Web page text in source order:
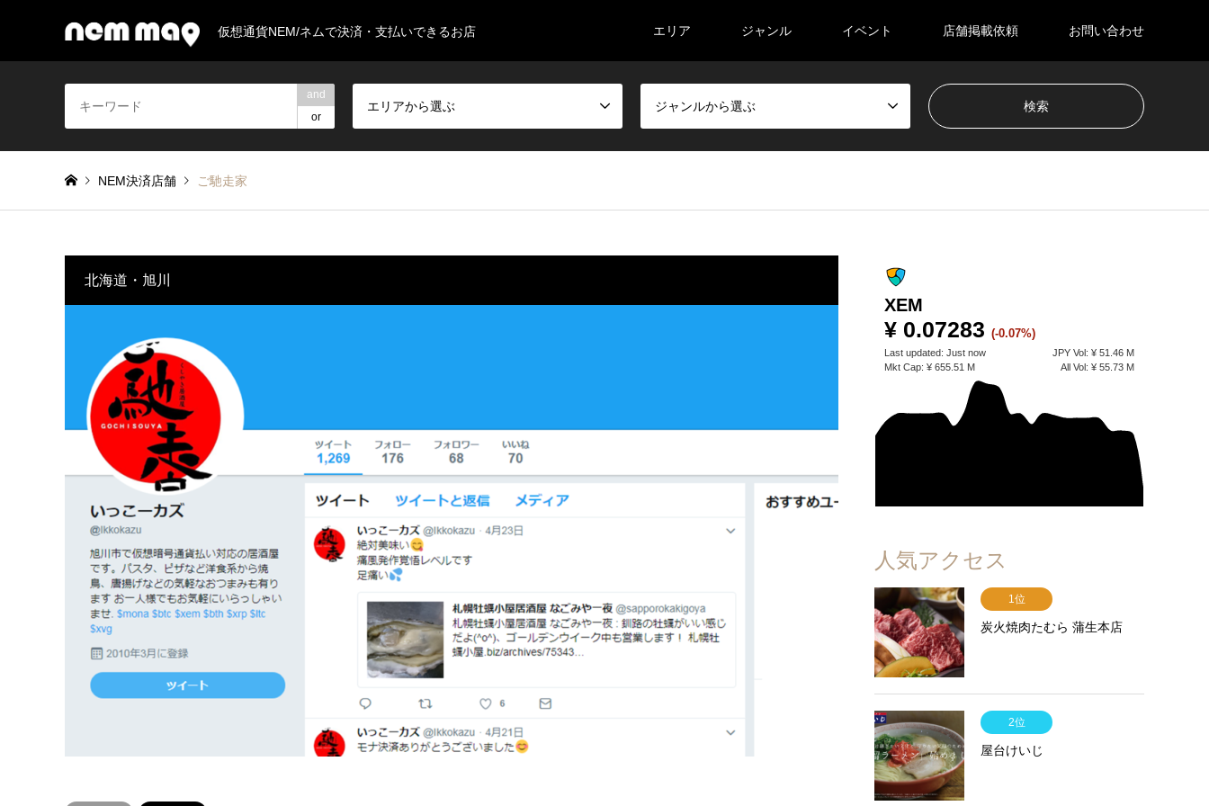
仮想通貨NEM/ネムで決済・支払いできるお店 エリア ジャンル イベント 店舗掲載依頼 お問い合わせ
and
or
エリアから選ぶ ジャンルから選ぶ
NEM決済店舗 ご馳走家
北海道・旭川
XEM
¥ 0.07283 (-0.07%)
Last updated: Just now JPY Vol: ¥ 51.46 M
Mkt Cap: ¥ 655.51 M All Vol: ¥ 55.73 M
人気アクセス
1位
炭火焼肉たむら 蒲生本店
2位
屋台けいじ